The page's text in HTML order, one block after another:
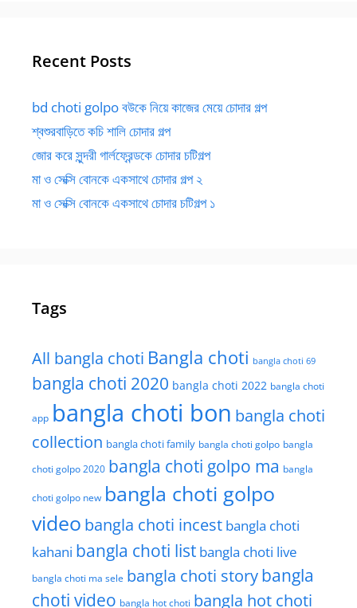
Recent Posts
bd choti golpo বউকে নিয়ে কাজের মেয়ে চোদার গল্প
শ্বশুরবাড়িতে কচি শালি চোদার গল্প
জোর করে সুন্দরী গার্লফ্রেন্ডকে চোদার চটিগল্প
মা ও সেক্সি বোনকে একসাথে চোদার গল্প ২
মা ও সেক্সি বোনকে একসাথে চোদার চটিগল্প ১
Tags
All bangla choti Bangla choti bangla choti 69
bangla choti 2020 bangla choti 2022 bangla choti
app bangla choti bon bangla choti
collection bangla choti family bangla choti golpo bangla
choti golpo 2020 bangla choti golpo ma bangla
choti golpo new bangla choti golpo
video bangla choti incest bangla choti
kahani bangla choti list bangla choti live
bangla choti ma sele bangla choti storybangla
choti video bangla hot choti bangla hot choti